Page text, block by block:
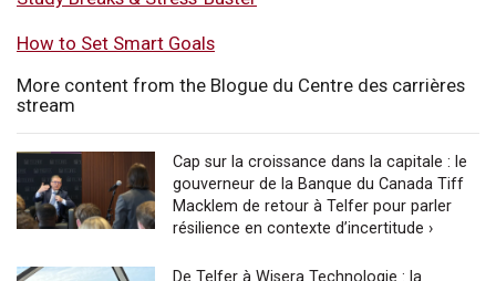
How to Set Smart Goals
More content from the Blogue du Centre des carrières
stream
Cap sur la croissance dans la capitale : le
gouverneur de la Banque du Canada Tiff
Macklem de retour à Telfer pour parler
résilience en contexte d’incertitude ›
De Telfer à Wisera Technologie : la